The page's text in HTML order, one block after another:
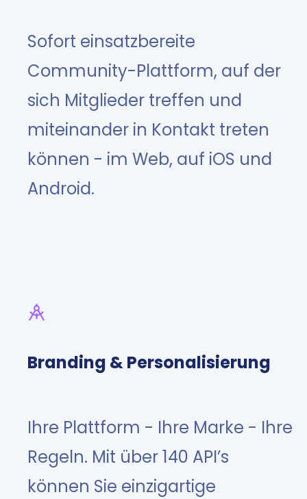
Sofort einsatzbereite
Community-Plattform, auf der
sich Mitglieder treffen und
miteinander in Kontakt treten
können - im Web, auf iOS und
Android.
Branding & Personalisierung
Ihre Plattform - Ihre Marke - Ihre
Regeln. Mit über 140 API’s
können Sie einzigartige